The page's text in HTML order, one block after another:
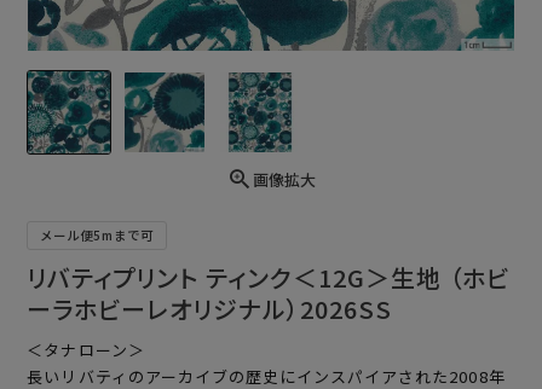
画像拡大
メール便5mまで可
リバティプリント ティンク＜12G＞生地 （ホビ
ーラホビーレオリジナル）2026SS
＜タナローン＞
長いリバティのアーカイブの歴史にインスパイアされた2008年